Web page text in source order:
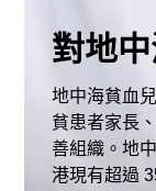
對地
地中海貧血
貧患者家長
善組織。地
港現有超過